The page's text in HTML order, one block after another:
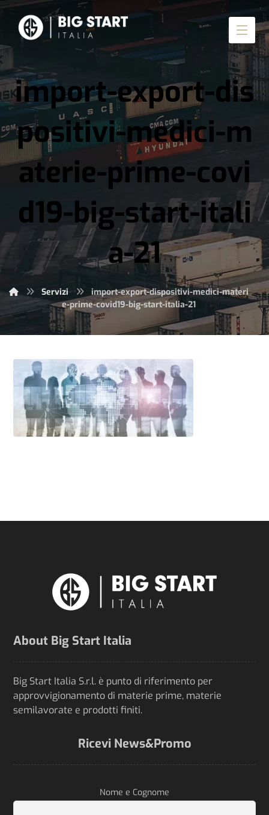
import-export-dis
positivi-medici-m
aterie-prime-covi
d19-big-start-itali
a-21
Servizi
import-export-dispositivi-medici-materi
e-prime-covid19-big-start-italia-21
About Big Start Italia
Big Start Italia S.r.l. è punto di riferimento per
approvvigionamento di materie prime, materie
semilavorate e prodotti finiti.
Ricevi News&Promo
Nome e Cognome